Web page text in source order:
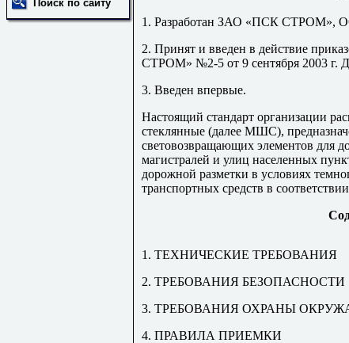
Поиск по сайту
1. Разработан ЗАО «ПСК СТРОМ»,
2. Принят и введен в действие
СТРОМ» №2-5 от 9 сентября 2003 г.
3. Введен впервые.
Настоящий стандарт организации
стеклянные (далее МШС),
световозвращающих элементов для
магистралей и улиц населенных
дорожной разметки в условиях
транспортных средств в
1. ТЕХНИЧЕСКИЕ ТРЕБОВАНИЯ
2. ТРЕБОВАНИЯ БЕЗОПАСНОСТИ
3. ТРЕБОВАНИЯ ОХРАНЫ
4. ПРАВИЛА ПРИЕМКИ